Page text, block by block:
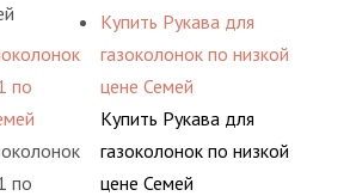
по
по
Купить Рукава для
газоколонок по низкой
цене Семей
Купить Рукава для
газоколонок по низкой
цене Семей